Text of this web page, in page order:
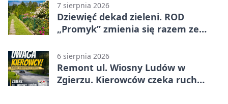
7 sierpnia 2026
Dziewięć dekad zieleni. ROD
„Promyk” zmienia się razem ze
6 sierpnia 2026
Remont ul. Wiosny Ludów w
Zgierzu. Kierowców czeka ruch